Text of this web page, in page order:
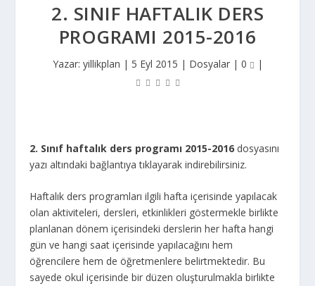
2. SINIF HAFTALIK DERS
PROGRAMI 2015-2016
Yazar: yillikplan | 5 Eyl 2015 | Dosyalar| 0 |
2. Sınıf haftalık ders programı 2015-2016 dosyasını
yazı altındaki bağlantıya tıklayarak indirebilirsiniz.
Haftalık ders programları ilgili hafta içerisinde yapılacak
olan aktiviteleri, dersleri, etkinlikleri göstermekle birlikte
planlanan dönem içerisindeki derslerin her hafta hangi
gün ve hangi saat içerisinde yapılacağını hem
öğrencilere hem de öğretmenlere belirtmektedir. Bu
sayede okul içerisinde bir düzen oluşturulmakla birlikte